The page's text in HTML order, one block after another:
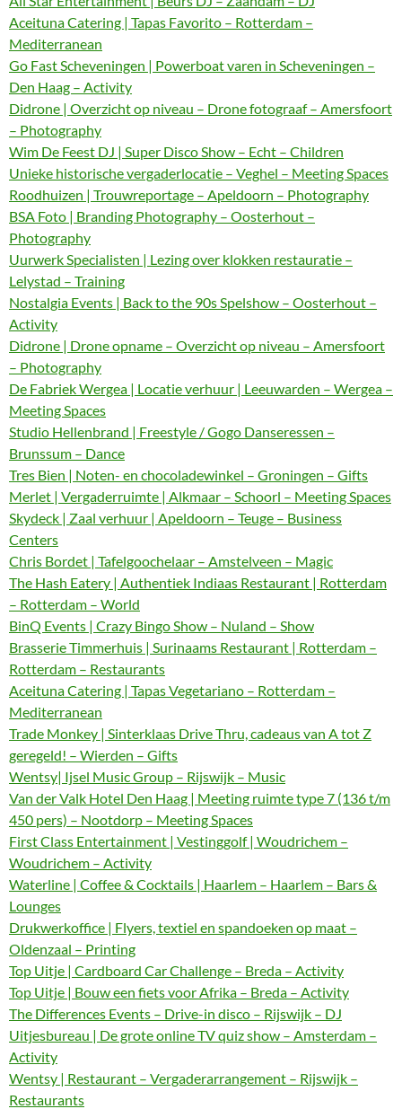
Aceituna Catering | Tapas Favorito – Rotterdam –
Mediterranean
Go Fast Scheveningen | Powerboat varen in Scheveningen –
Den Haag – Activity
Didrone | Overzicht op niveau – Drone fotograaf – Amersfoort
– Photography
Wim De Feest DJ | Super Disco Show – Echt – Children
Unieke historische vergaderlocatie – Veghel – Meeting Spaces
Roodhuizen | Trouwreportage – Apeldoorn – Photography
BSA Foto | Branding Photography – Oosterhout –
Photography
Uurwerk Specialisten | Lezing over klokken restauratie –
Lelystad – Training
Nostalgia Events | Back to the 90s Spelshow – Oosterhout –
Activity
Didrone | Drone opname – Overzicht op niveau – Amersfoort
– Photography
De Fabriek Wergea | Locatie verhuur | Leeuwarden – Wergea –
Meeting Spaces
Studio Hellenbrand | Freestyle / Gogo Danseressen –
Brunssum – Dance
Tres Bien | Noten- en chocoladewinkel – Groningen – Gifts
Merlet | Vergaderruimte | Alkmaar – Schoorl – Meeting Spaces
Skydeck | Zaal verhuur | Apeldoorn – Teuge – Business
Centers
Chris Bordet | Tafelgoochelaar – Amstelveen – Magic
The Hash Eatery | Authentiek Indiaas Restaurant | Rotterdam
– Rotterdam – World
BinQ Events | Crazy Bingo Show – Nuland – Show
Brasserie Timmerhuis | Surinaams Restaurant | Rotterdam –
Rotterdam – Restaurants
Aceituna Catering | Tapas Vegetariano – Rotterdam –
Mediterranean
Trade Monkey | Sinterklaas Drive Thru, cadeaus van A tot Z
geregeld! – Wierden – Gifts
Wentsy| Ijsel Music Group – Rijswijk – Music
Van der Valk Hotel Den Haag | Meeting ruimte type 7 (136 t/m
450 pers) – Nootdorp – Meeting Spaces
First Class Entertainment | Vestinggolf | Woudrichem –
Woudrichem – Activity
Waterline | Coffee & Cocktails | Haarlem – Haarlem – Bars &
Lounges
Drukwerkoffice | Flyers, textiel en spandoeken op maat –
Oldenzaal – Printing
Top Uitje | Cardboard Car Challenge – Breda – Activity
Top Uitje | Bouw een fiets voor Afrika – Breda – Activity
The Differences Events – Drive-in disco – Rijswijk – DJ
Uitjesbureau | De grote online TV quiz show – Amsterdam –
Activity
Wentsy | Restaurant – Vergaderarrangement – Rijswijk –
Restaurants